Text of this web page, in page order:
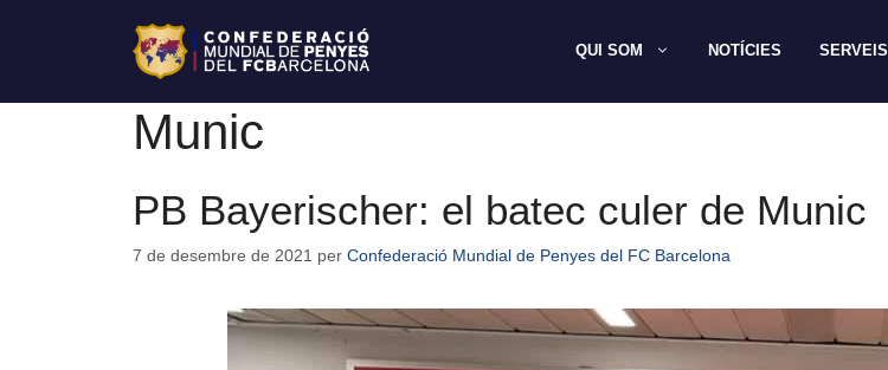
QUI SOM NOTÍCIES SERVEIS
Munic
PB Bayerischer: el batec culer de Munic
7 de desembre de 2021 per Confederació Mundial de Penyes del FC Barcelona